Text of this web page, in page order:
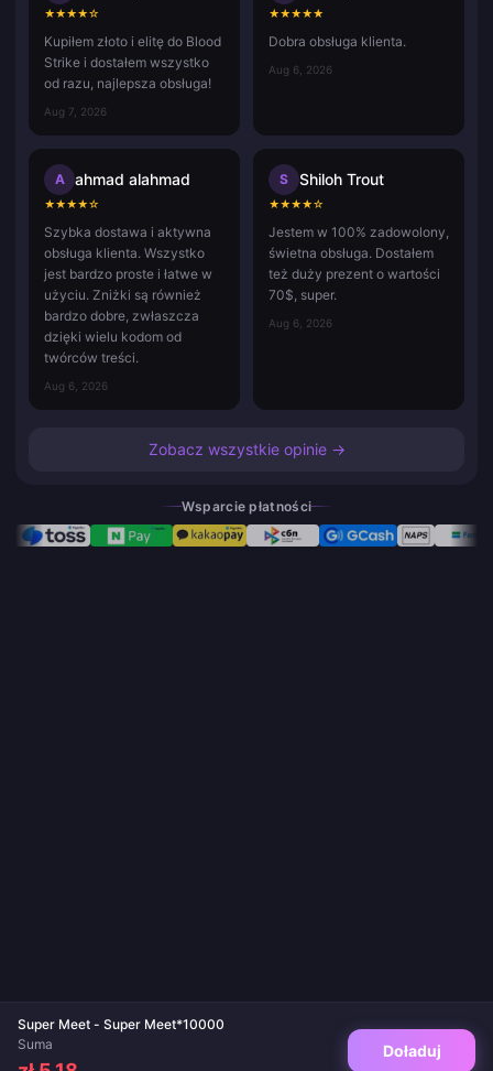
Super Meet - Super Meet*10000
Suma
Doładuj
★★★★☆
Kupiłem złoto i elitę do Blood
Strike i dostałem wszystko
od razu, najlepsza obsługa!
Aug 7, 2026
★★★★★
Dobra obsługa klienta.
Aug 6, 2026
A ahmad alahmad
★★★★☆
Szybka dostawa i aktywna
obsługa klienta. Wszystko
jest bardzo proste i łatwe w
użyciu. Zniżki są również
bardzo dobre, zwłaszcza
dzięki wielu kodom od
twórców treści.
Aug 6, 2026
S Shiloh Trout
★★★★☆
Jestem w 100% zadowolony,
świetna obsługa. Dostałem
też duży prezent o wartości
70$, super.
Aug 6, 2026
Zobacz wszystkie opinie →
Wsparcie płatności